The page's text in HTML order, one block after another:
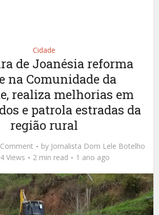
Cidade
de Joanésia reforma
na Comunidade da
realiza melhorias em
e patrola estradas da
região rural
by Jornalista Dom Lele Botelho
Views
2 min read 1 ano ago